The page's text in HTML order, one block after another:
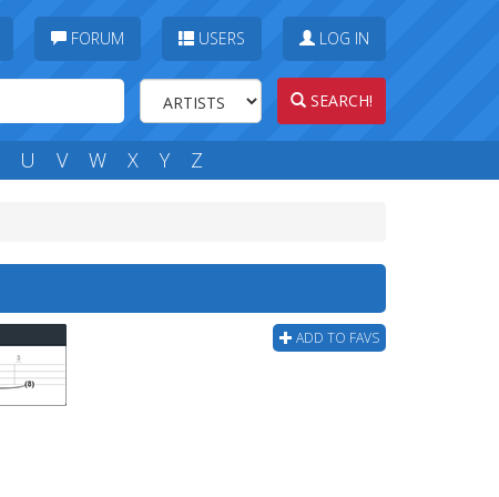
FORUM USERS LOG IN
SEARCH!
U V W X Y Z
ADD TO FAVS